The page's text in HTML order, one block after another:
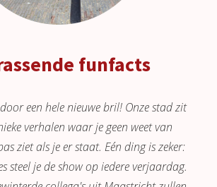
funfacts
een hele nieuwe bril! Onze stad zit
verhalen waar je geen weet van
ziet als je er staat. Eén ding is zeker:
steel je de show op iedere verjaardag.